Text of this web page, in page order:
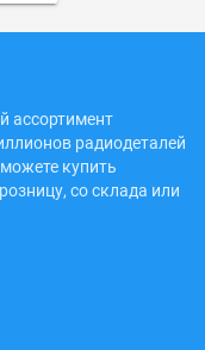
ассортимент
радиодеталей
купить
со склада или